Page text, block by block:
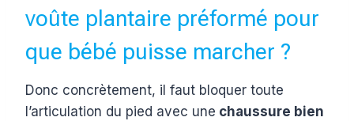
voûte plantaire préformé pour
que bébé puisse marcher ?
Donc concrètement, il faut bloquer toute
l’articulation du pied avec une chaussure bien